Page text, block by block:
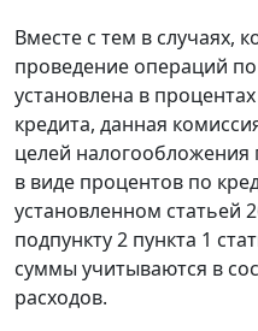
Вместе с тем в случаях,
проведение операций
установлена в
кредита, данная
целей налогообложения
в виде процентов по
установленном статьей
подпункту 2 пункта 1
суммы учитываются в
расходов.